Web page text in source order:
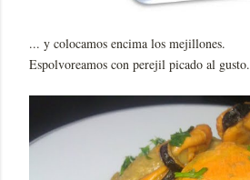
... y colocamos encima los mejillones.
Espolvoreamos con perejil picado al gusto.